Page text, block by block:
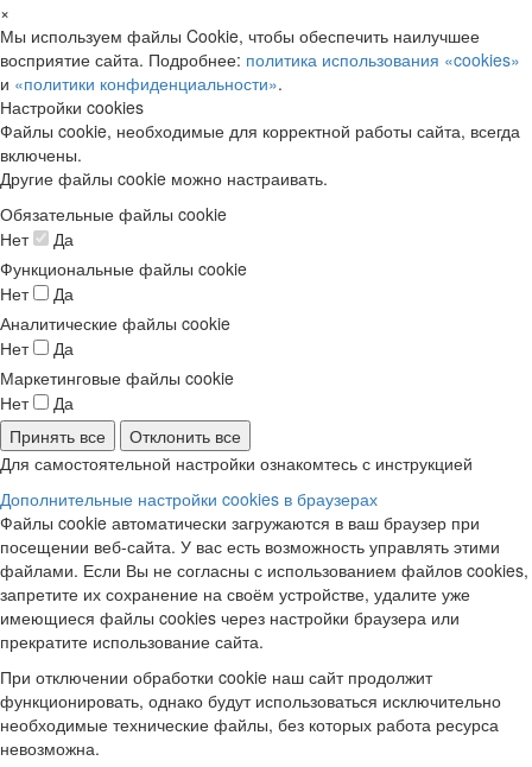
×
Мы используем файлы Cookie, чтобы обеспечить наилучшее
восприятие сайта. Подробнее: политика использования «cookies»
и «политики конфиденциальности».
Настройки cookies
Файлы cookie, необходимые для корректной работы сайта, всегда
включены.
Другие файлы cookie можно настраивать.
Обязательные файлы cookie
Нет
Да
Функциональные файлы cookie
Нет
Да
Аналитические файлы cookie
Нет
Да
Маркетинговые файлы cookie
Нет
Да
Принять все
Отклонить все
Для самостоятельной настройки ознакомтесь с инструкцией
Дополнительные настройки cookies в браузерах
Файлы cookie автоматически загружаются в ваш браузер при
посещении веб-сайта. У вас есть возможность управлять этими
файлами. Если Вы не согласны с использованием файлов cookies,
запретите их сохранение на своём устройстве, удалите уже
имеющиеся файлы cookies через настройки браузера или
прекратите использование сайта.
При отключении обработки cookie наш сайт продолжит
функционировать, однако будут использоваться исключительно
необходимые технические файлы, без которых работа ресурса
невозможна.